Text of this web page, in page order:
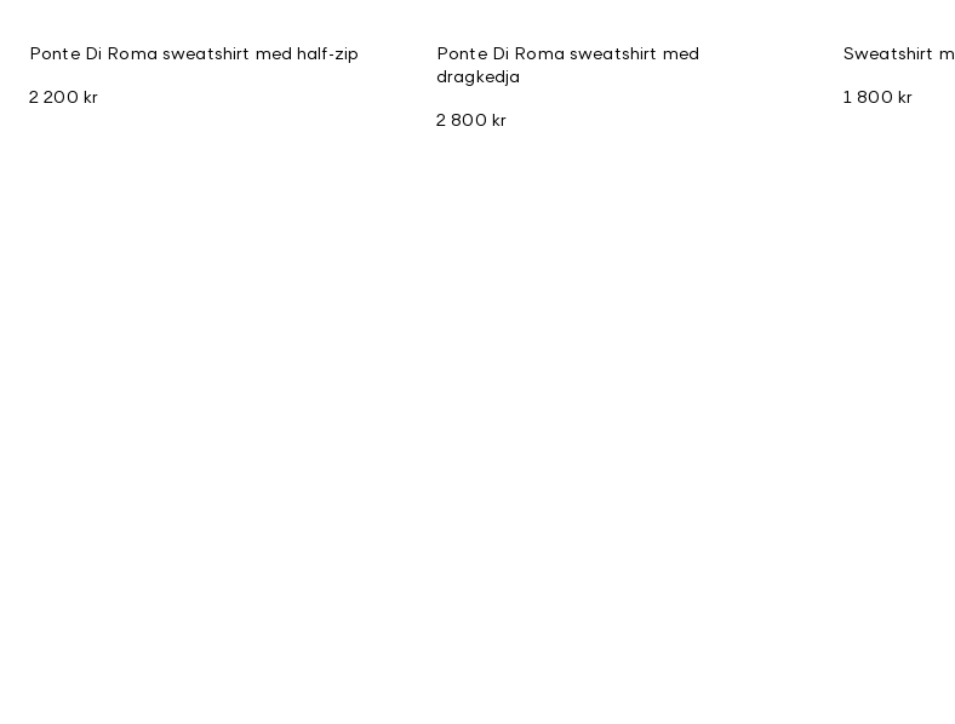
Ponte Di Roma sweatshirt med half-zip
2 200 kr
Ponte Di Roma sweatshirt med
dragkedja
2 800 kr
Sweatshirt
1 800 kr